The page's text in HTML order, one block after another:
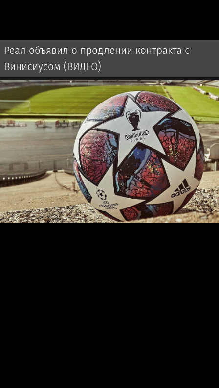
Реал объявил о продлении контракта с
Винисиусом (ВИДЕО)